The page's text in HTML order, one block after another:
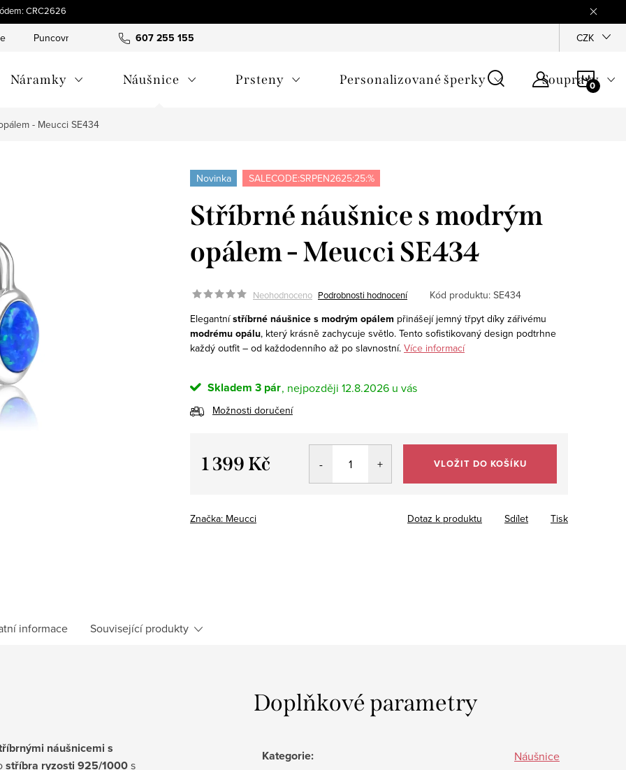
CRC2626
607 255 155
Puncovní značky Hodnocení obchodu Jak
CZK
Náramky Náušnice Prsteny Personalizované šperky Soupravy
- Meucci SE434
Novinka SALECODE:SRPEN2625:25:%
Stříbrné náušnice s modrým
opálem - Meucci SE434
Neohodnoceno Podrobnosti hodnocení Kód produktu: SE434
Elegantnístříbrnénáušnice s modrým opálem přinášejí jemný třpyt díky zářivému
modrému opálu, který krásně zachycuje světlo. Tento sofistikovaný design podtrhne
každý outfit – od každodenního až po slavnostní. Více informací
Skladem 3 pár 12.8.2026
Možnosti doručení
1 399 Kč VLOŽIT DO KOŠÍKU
Značka: Meucci Tisk
Dotaz k produktu Sdílet
informace Související produkty
náušnicemi s
stříbra ryzosti 925/1000s
Doplňkové parametry
Kategorie: Náušnice